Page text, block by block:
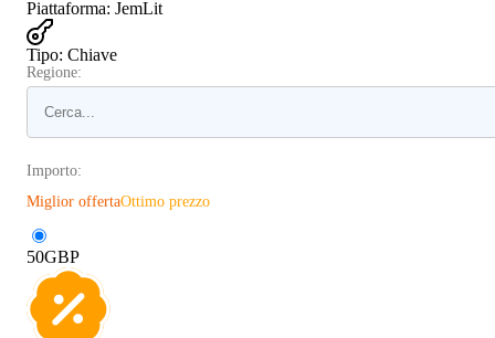
Piattaforma: JemLit
Tipo: Chiave
Regione:
Importo:
Miglior offertaOttimo prezzo
50GBP